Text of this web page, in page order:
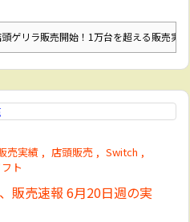
ゲリラ販売開始！1万台を超える販売実
売実績 , 店頭販売 , Switch ,
ト
販売速報 6月20日週の実